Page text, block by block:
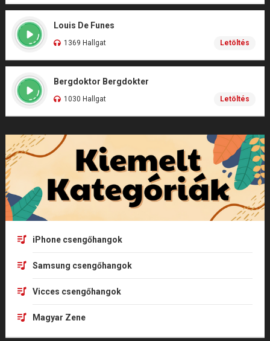
Louis De Funes
1369 Hallgat Letöltés
Bergdoktor Bergdokter
1030 Hallgat Letöltés
iPhone csengőhangok
Samsung csengőhangok
Vicces csengőhangok
Magyar Zene